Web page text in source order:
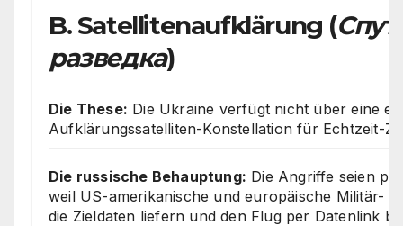
B. Satellitenaufklärung (
разведка)
Die These: Die Ukraine verfügt nicht über eine
Aufklärungssatelliten-Konstellation für Echtzeit-
Die russische Behauptung: Die Angriffe seien
weil US-amerikanische und europäische Militär-
die Zieldaten liefern und den Flug per Datenlink